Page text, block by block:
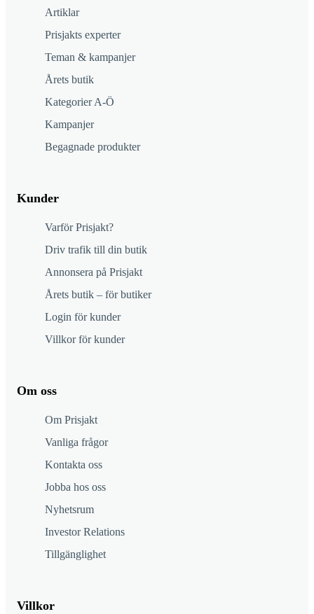
Artiklar
Prisjakts experter
Teman & kampanjer
Årets butik
Kategorier A-Ö
Kampanjer
Begagnade produkter
Kunder
Varför Prisjakt?
Driv trafik till din butik
Annonsera på Prisjakt
Årets butik – för butiker
Login för kunder
Villkor för kunder
Om oss
Om Prisjakt
Vanliga frågor
Kontakta oss
Jobba hos oss
Nyhetsrum
Investor Relations
Tillgänglighet
Villkor